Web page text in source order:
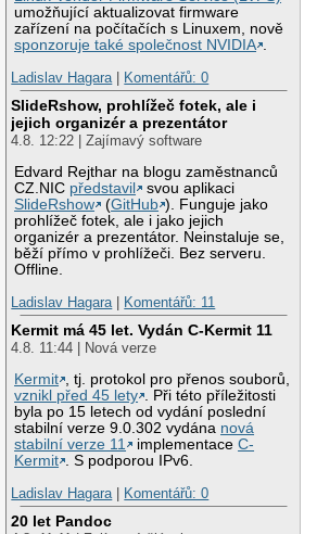
umožňující aktualizovat firmware
zařízení na počítačích s Linuxem, nově
sponzoruje také společnost NVIDIA .
Ladislav Hagara | Komentářů: 0
SlideRshow, prohlížeč fotek, ale i
jejich organizér a prezentátor
4.8. 12:22 | Zajímavý software
Edvard Rejthar na blogu zaměstnanců
CZ.NIC představil
svou aplikaci
SlideRshow
(GitHub ). Funguje jako
prohlížeč fotek, ale i jako jejich
organizér a prezentátor. Neinstaluje se,
běží přímo v prohlížeči. Bez serveru.
Offline.
Ladislav Hagara | Komentářů: 11
Kermit má 45 let. Vydán C-Kermit 11
4.8. 11:44 | Nová verze
Kermit , tj. protokol pro přenos souborů,
vznikl před 45 lety . Při této příležitosti
byla po 15 letech od vydání poslední
stabilní verze 9.0.302 vydána nová
stabilní verze 11
implementaceC-
Kermit . S podporou IPv6.
Ladislav Hagara | Komentářů: 0
20 let Pandoc